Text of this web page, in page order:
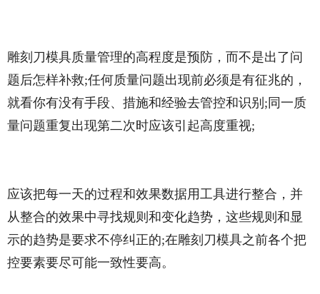
雕刻刀模具质量管理的高程度是预防，而不是出了问
题后怎样补救;任何质量问题出现前必须是有征兆的，
就看你有没有手段、措施和经验去管控和识别;同一质
量问题重复出现第二次时应该引起高度重视;
应该把每一天的过程和效果数据用工具进行整合，并
从整合的效果中寻找规则和变化趋势，这些规则和显
示的趋势是要求不停纠正的;在雕刻刀模具之前各个把
控要素要尽可能一致性要高。